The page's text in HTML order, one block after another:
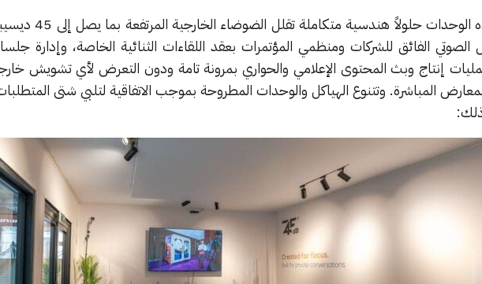
تقدم هذه الوحدات حلولاً هندسية
الصوتي الفائق للشركات ومنظمي المؤتمرات بعقد اللقاءات الثنائية الخاصة، وإدارة
إنتاج وبث المحتوى الإعلامي والحواري بمرونة تامة ودون التعرض لأي تشويش
المباشرة. وتتنوع الهياكل والوحدات المطروحة بموجب الاتفاقية لتلبي شتى المتطلبات